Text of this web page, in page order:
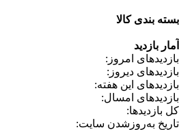
بسته بندی کالا
آمار بازدید
بازدیدهای امروز:
بازدیدهای دیروز:
بازدیدهای این هفته:
بازدیدهای امسال:
کل بازدیدها:
تاریخ به‌روزشدن سایت: